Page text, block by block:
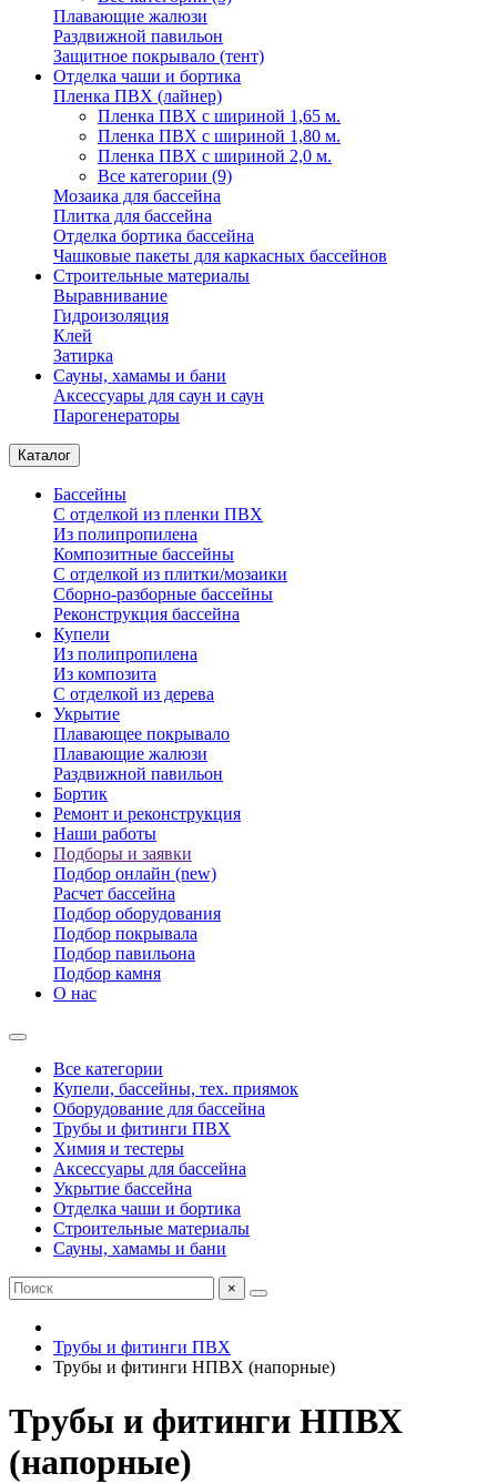
Плавающие жалюзи
Раздвижной павильон
Защитное покрывало (тент)
Отделка чаши и бортика
Пленка ПВХ (лайнер)
Пленка ПВХ с шириной 1,65 м.
Пленка ПВХ с шириной 1,80 м.
Пленка ПВХ с шириной 2,0 м.
Все категории (9)
Мозаика для бассейна
Плитка для бассейна
Отделка бортика бассейна
Чашковые пакеты для каркасных бассейнов
Строительные материалы
Выравнивание
Гидроизоляция
Клей
Затирка
Сауны, хамамы и бани
Аксессуары для саун и саун
Парогенераторы
Каталог
Бассейны
С отделкой из пленки ПВХ
Из полипропилена
Композитные бассейны
С отделкой из плитки/мозаики
Сборно-разборные бассейны
Реконструкция бассейна
Купели
Из полипропилена
Из композита
С отделкой из дерева
Укрытие
Плавающее покрывало
Плавающие жалюзи
Раздвижной павильон
Бортик
Ремонт и реконструкция
Наши работы
Подборы и заявки
Подбор онлайн (new)
Расчет бассейна
Подбор оборудования
Подбор покрывала
Подбор павильона
Подбор камня
О нас
Все категории
Купели, бассейны, тех. приямок
Оборудование для бассейна
Трубы и фитинги ПВХ
Химия и тестеры
Аксессуары для бассейна
Укрытие бассейна
Отделка чаши и бортика
Строительные материалы
Сауны, хамамы и бани
×
Трубы и фитинги ПВХ
Трубы и фитинги НПВХ (напорные)
Трубы и фитинги НПВХ
(напорные)